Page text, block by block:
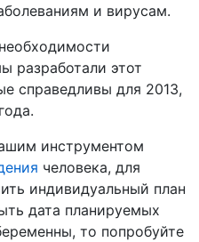
и вирусам.
разработали этот
справедливы для 2013,
инструментом
человека, для
индивидуальный план
дата планируемых
то попробуйте